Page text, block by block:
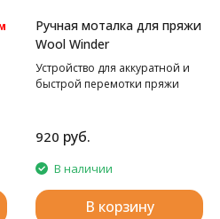
Ручная моталка для пряжи
Wool Winder
Устройство для аккуратной и
быстрой перемотки пряжи
920 руб.
В наличии
В корзину